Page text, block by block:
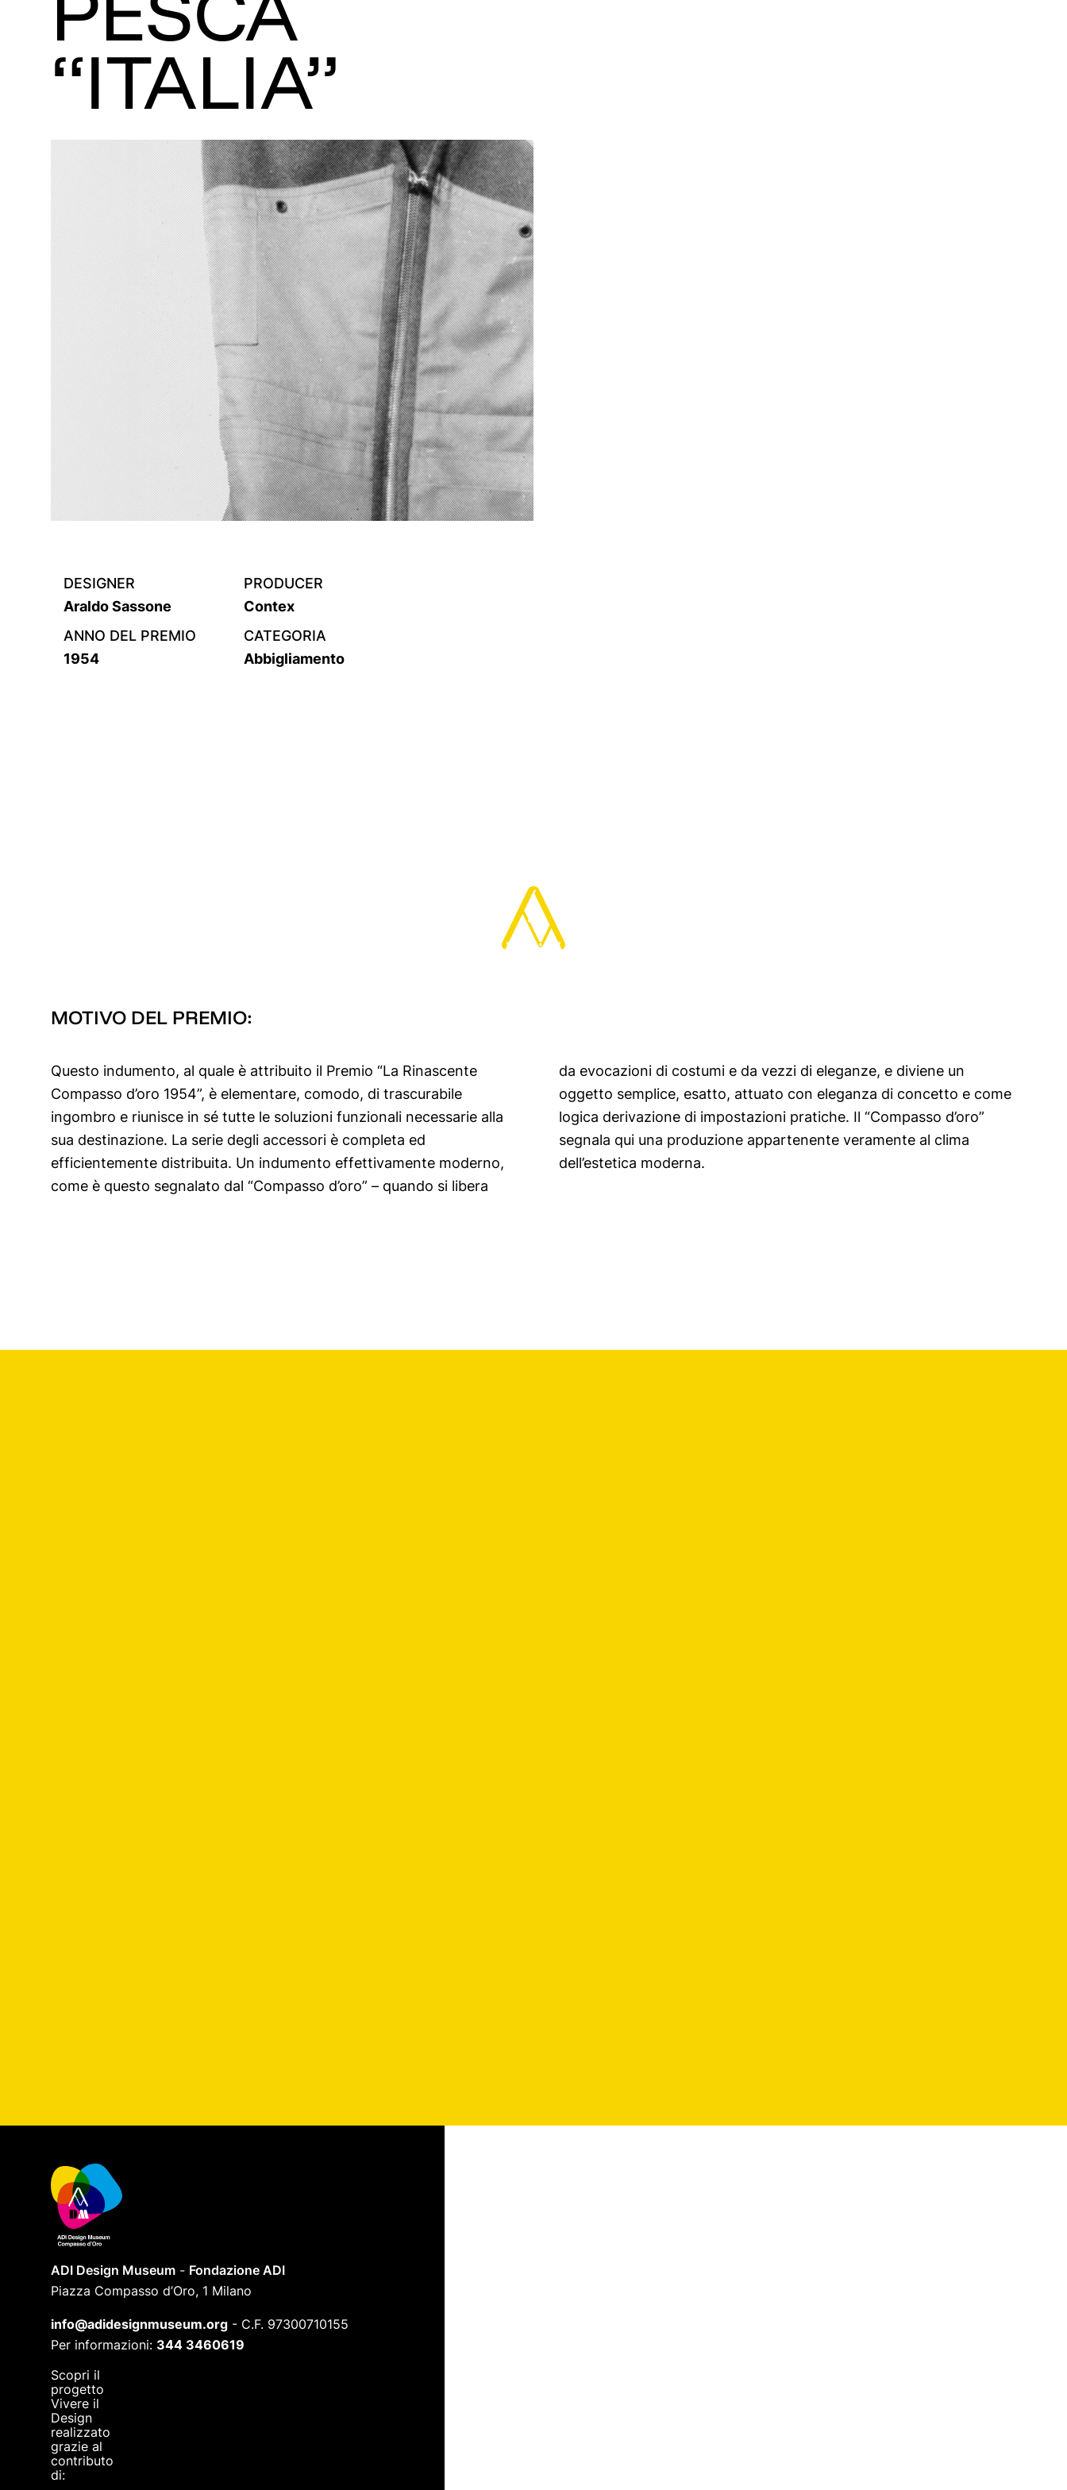
“ITALIA”
DESIGNER
Araldo Sassone
PRODUCER
Contex
ANNO DEL PREMIO
1954
CATEGORIA
Abbigliamento
MOTIVO DEL PREMIO:
Questo indumento, al quale è attribuito il Premio “La Rinascente
Compasso d’oro 1954”, è elementare, comodo, di trascurabile
ingombro e riunisce in sé tutte le soluzioni funzionali necessarie alla
sua destinazione. La serie degli accessori è completa ed
efficientemente distribuita. Un indumento effettivamente moderno,
come è questo segnalato dal “Compasso d’oro” – quando si libera
da evocazioni di costumi e da vezzi di eleganze, e diviene un
oggetto semplice, esatto, attuato con eleganza di concetto e come
logica derivazione di impostazioni pratiche. Il “Compasso d’oro”
segnala qui una produzione appartenente veramente al clima
dell’estetica moderna.
ADI Design Museum - Fondazione ADI
Piazza Compasso d’Oro, 1 Milano
info@adidesignmuseum.org - C.F. 97300710155
Per informazioni: 344 3460619
Scopri il
progetto
Vivere il
Design
realizzato
grazie al
contributo
di: